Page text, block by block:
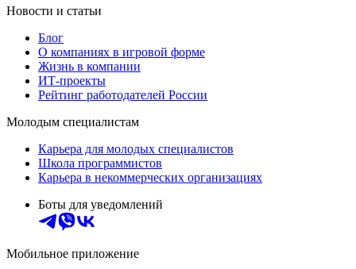
Новости и статьи
Блог
О компаниях в игровой форме
Жизнь в компании
ИТ-проекты
Рейтинг работодателей России
Молодым специалистам
Карьера для молодых специалистов
Школа программистов
Карьера в некоммерческих организациях
Боты для уведомлений
Мобильное приложение